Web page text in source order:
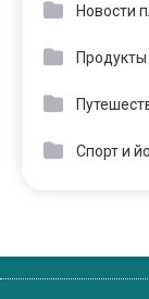
Новости
Спорт и